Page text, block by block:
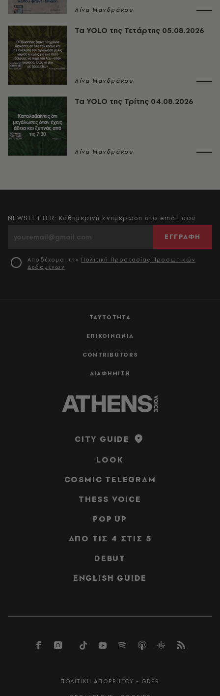
Λίνα Μανδράκου
Τα YOLO της Τετάρτης 05.08.2026
Λίνα Μανδράκου
Τα YOLO της Τρίτης 04.08.2026
Λίνα Μανδράκου
ΤΑΥΤΟΤΗΤΑ
ΕΠΙΚΟΙΝΩΝΙΑ
CONTRIBUTORS
ΔΙΑΦΗΜΙΣΗ
NEWSLETTER: Καθημερινή ενημέρωση στο email σου
ΕΓΓΡΑΦΗ
Αποδέχομαι την Πολιτική Προστασίας Προσωπικών
Δεδομένων
CITY GUIDE
LOOK
COSMIC TELEGRAM
THESS VOICE
POP UP
ΑΠΟ ΤΙΣ 4 ΣΤΙΣ 5
DEBUT
ENGLISH GUIDE
ΠΟΛΙΤΙΚΗ ΑΠΟΡΡΗΤΟΥ - GDPR